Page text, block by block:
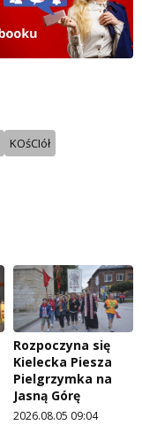
KOśCIół
Rozpoczyna się
Kielecka Piesza
Pielgrzymka na
Jasną Górę
2026.08.05 09:04